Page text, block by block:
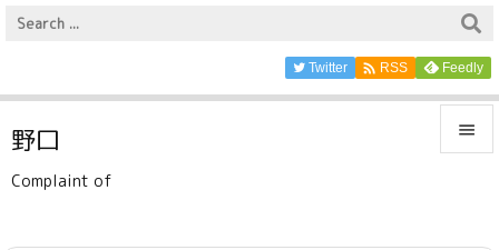

Twitter  RSS Feedly
野口
Complaint of